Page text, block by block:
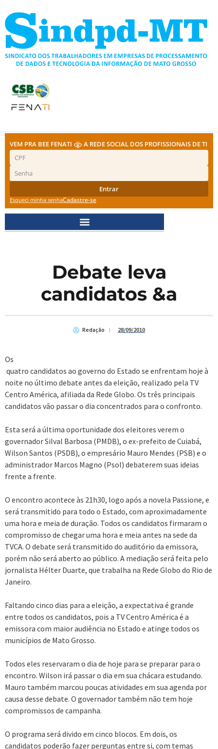
para
conteúdo
VEM PRA BEE FENATI A REDE SOCIAL DOS PROFISSIONAIS DE TI
Entrar
Esqueci minha senhaCadastre-se
Debate leva
candidatos &a
Redação 28/09/2010
Os
quatro candidatos ao governo do Estado se enfrentam hoje à
noite no último debate antes da eleição, realizado pela TV
Centro América, afiliada da Rede Globo. Os três principais
candidatos vão passar o dia concentrados para o confronto.
Esta será a última oportunidade dos eleitores verem o
governador Silval Barbosa (PMDB), o ex-prefeito de Cuiabá,
Wilson Santos (PSDB), o empresário Mauro Mendes (PSB) e o
administrador Marcos Magno (Psol) debaterem suas ideias
frente a frente.
O encontro acontece às 21h30, logo após a novela Passione, e
será transmitido para todo o Estado, com aproximadamente
uma hora e meia de duração. Todos os candidatos firmaram o
compromisso de chegar uma hora e meia antes na sede da
TVCA. O debate será transmitido do auditório da emissora,
porém não será aberto ao público. A mediação será feita pelo
jornalista Hélter Duarte, que trabalha na Rede Globo do Rio de
Janeiro.
Faltando cinco dias para a eleição, a expectativa é grande
entre todos os candidatos, pois a TV Centro América é a
emissora com maior audiência no Estado e atinge todos os
municípios de Mato Grosso.
Todos eles reservaram o dia de hoje para se preparar para o
encontro. Wilson irá passar o dia em sua chácara estudando.
Mauro também marcou poucas atividades em sua agenda por
causa desse debate. O governador também não tem hoje
compromissos de campanha.
O programa será divido em cinco blocos. Em dois, os
candidatos poderão fazer perguntas entre si, com temas